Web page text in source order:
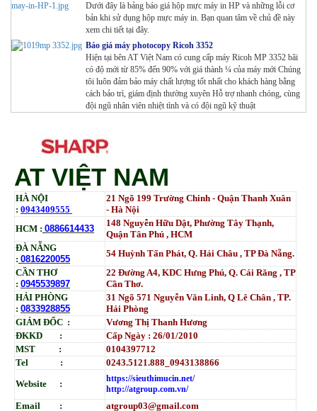
Dưới đây là bảng báo giá hộp mực máy in HP và những lỗi cơ
bản khi sử dụng hộp mực máy in. Bạn quan tâm về chủ đề này
xem chi tiết tại đây.
Báo giá máy photocopy Ricoh 3352
Hiện tại bên AT Việt Nam có cung cấp máy Ricoh MP 3352 bãi
có độ mới từ 85% đến 90% với giá thành ¼ của máy mới Chúng
tôi luôn đảm bảo máy chất lượng tốt nhất cho khách hàng bằng
cách bảo trì, giám định thường xuyên Hỗ trợ nhanh chóng, cùng
đội ngũ nhân viên nhiệt tình và có đội ngũ kỹ thuật
AT VIỆT NAM
HÀ NỘI
: 0943409555
21 Ngõ 199 Trường Chinh - Quận Thanh Xuân
- Hà Nội
HCM : 0886614433
148 Nguyễn Hữu Dật, Phường Tây Thạnh,
Quận Tân Phú , HCM
ĐÀ NẴNG
: 0816220055
54 Huỳnh Tấn Phát, Q. Hải Châu , TP Đà Nẵng.
CẦN THƠ
: 0945539897
22 Đường A4, KDC Hưng Phú, Q. Cái Răng , TP
Cần Thơ.
HẢI PHÒNG
: 0833928855
31 Ngõ 571 Nguyễn Văn Linh, Q Lê Chân , TP.
Hải Phòng
GIÁM ĐỐC :
Vương Thị Thanh Hương
ĐKKD :
Cấp Ngày : 26/01/2010
MST :
0104397712
Tel :
0243.5121.888_0943138866
Website :
https://sieuthimucin.net/
http://atgroup.com.vn/
Email : atgroup03@gmail.com